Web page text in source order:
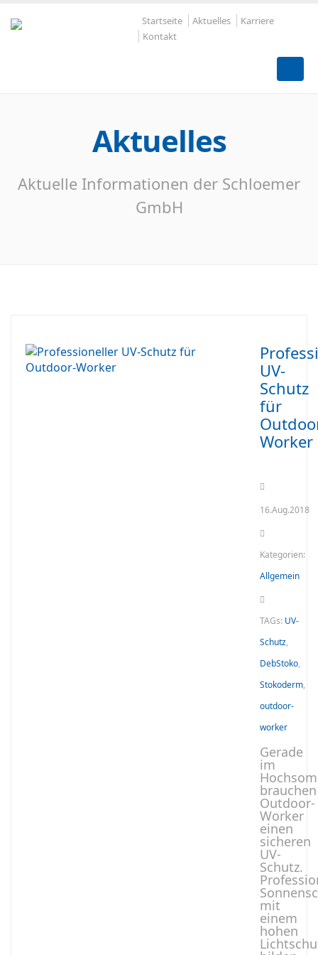
Startseite Aktuelles
Karriere
Kontakt
Aktuelles
Aktuelle Informationen der Schloemer
GmbH
UV-
Schutz
für
Worker
16.Aug.2018
Kategorien:
Allgemein
TAGs: UV-
Schutz,
DebStoko,
Stokoderm,
outdoor-
worker
Gerade
im
brauchen
Outdoor-
Worker
einen
sicheren
UV-
Schutz.
mit
einem
hohen